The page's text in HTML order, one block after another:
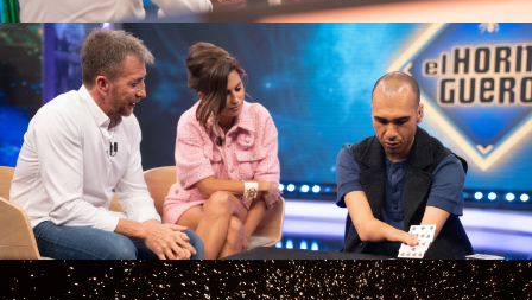
Marron y la pantalla de cine más sorprendente
El colaborador sigue sorprendiendo con su
Ciencia . En está ocasión ha creado una pantalla
gigante de cine a base de fuego y chispas.
También ha sorprendido con alucinante
esculturas acuosas y con un robot cuya puntería
admiraría a Guillermo Tell.